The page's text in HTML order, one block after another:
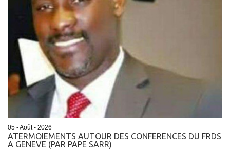
05 - Août - 2026
ATERMOIEMENTS AUTOUR DES CONFERENCES DU FRDS
A GENEVE (PAR PAPE SARR)